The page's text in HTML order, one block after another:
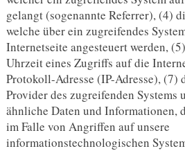
gelangt (sogenannte Referrer), (4)
welche über ein zugreifendes
Internetseite angesteuert werden,
Uhrzeit eines Zugriffs auf die
Protokoll-Adresse (IP-Adresse), (7)
Provider des zugreifenden Systems
ähnliche Daten und Informationen,
im Falle von Angriffen auf unsere
informationstechnologischen